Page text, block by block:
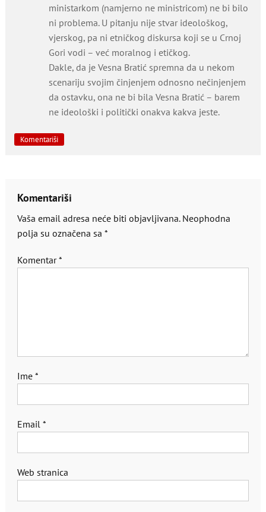
ministarkom (namjerno ne ministricom) ne bi bilo
ni problema. U pitanju nije stvar ideološkog,
vjerskog, pa ni etničkog diskursa koji se u Crnoj
Gori vodi – već moralnog i etičkog.
Dakle, da je Vesna Bratić spremna da u nekom
scenariju svojim činjenjem odnosno nečinjenjem
da ostavku, ona ne bi bila Vesna Bratić – barem
ne ideološki i politički onakva kakva jeste.
Komentariši
Komentariši
Vaša email adresa neće biti objavljivana. Neophodna
polja su označena sa *
Komentar*
Ime *
Email *
Web stranica